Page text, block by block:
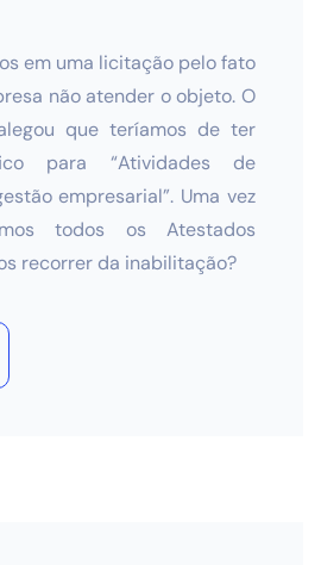
em uma licitação pelo fato
não atender o objeto. O
que teríamos de ter
para “Atividades de
empresarial”. Uma vez
todos os Atestados
recorrer da inabilitação?